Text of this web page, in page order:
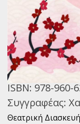
ISBN: 978-960-
Συγγραφέας:
Θεατρική